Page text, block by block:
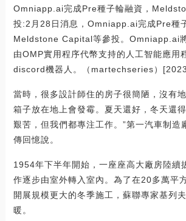
Omniapp.ai完成Pre種子輪融資，
投:2月28日消息，Omniapp.ai完成Pre種
Meldstone Capital等參投。Omniapp.ai
由OMP實用程序代幣支持的人工智能應用
discord機器人。（martechseries）
當時，很多設計師住的房子很簡陋，沒有
箱子放在地上會發霉。夏天還好，冬天還
艱苦，但我們都專注工作。”第一汽車制造
傳回憶說。
1954年下半年開始，一座座高大廠房陸續
作逐步由室外轉入室內。為了在20多萬平
開展規模更大的冬季施工，蘇聯專家基列
暖。